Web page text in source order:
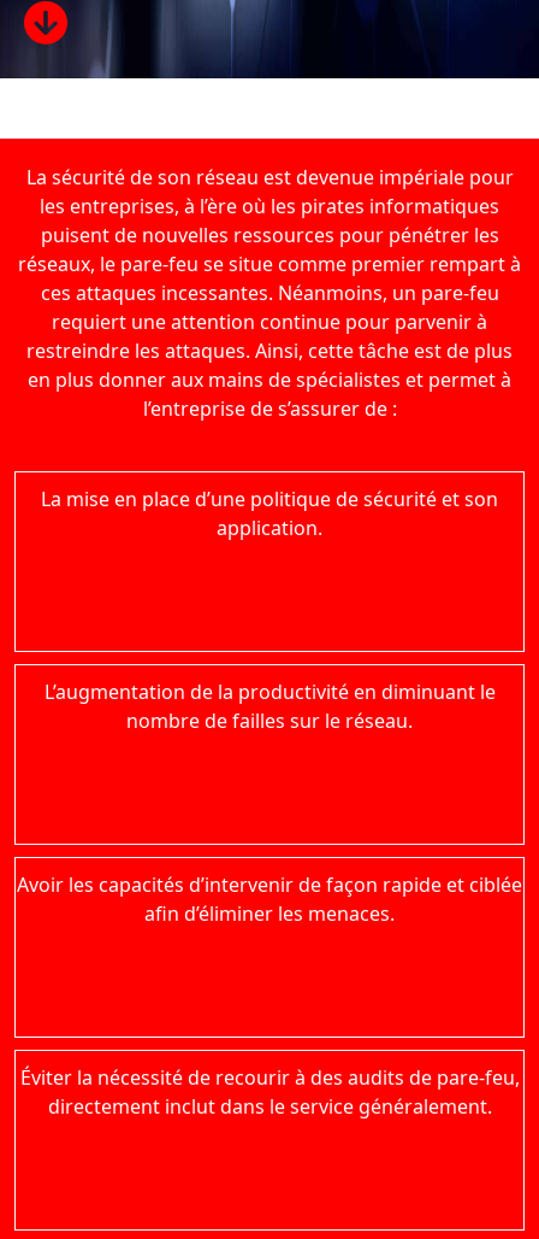
La sécurité de son réseau est devenue impériale pour
les entreprises, à l’ère où les pirates informatiques
puisent de nouvelles ressources pour pénétrer les
réseaux, le pare-feu se situe comme premier rempart à
ces attaques incessantes. Néanmoins, un pare-feu
requiert une attention continue pour parvenir à
restreindre les attaques. Ainsi, cette tâche est de plus
en plus donner aux mains de spécialistes et permet à
l’entreprise de s’assurer de :
La mise en place d’une politique de sécurité et son
application.
L’augmentation de la productivité en diminuant le
nombre de failles sur le réseau.
Avoir les capacités d’intervenir de façon rapide et ciblée
afin d’éliminer les menaces.
Éviter la nécessité de recourir à des audits de pare-feu,
directement inclut dans le service généralement.